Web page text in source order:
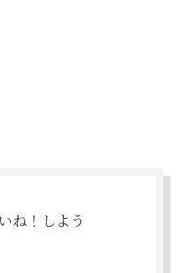
ね！しよう